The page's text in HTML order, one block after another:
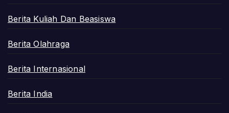
Berita Kuliah Dan Beasiswa
Berita Olahraga
Berita Internasional
Berita India